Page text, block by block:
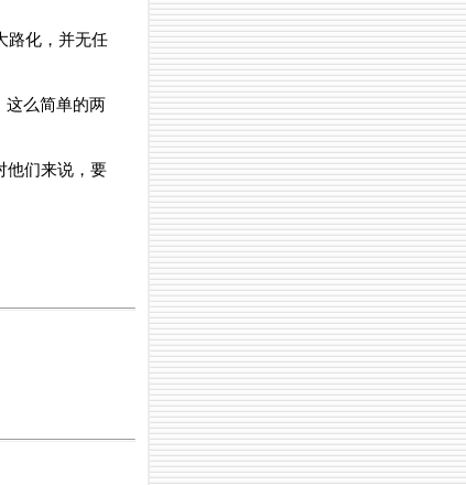
路化，并无任
这么简单的两
他们来说，要